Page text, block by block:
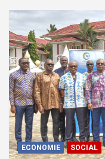
ECONOMIE SOCIAL